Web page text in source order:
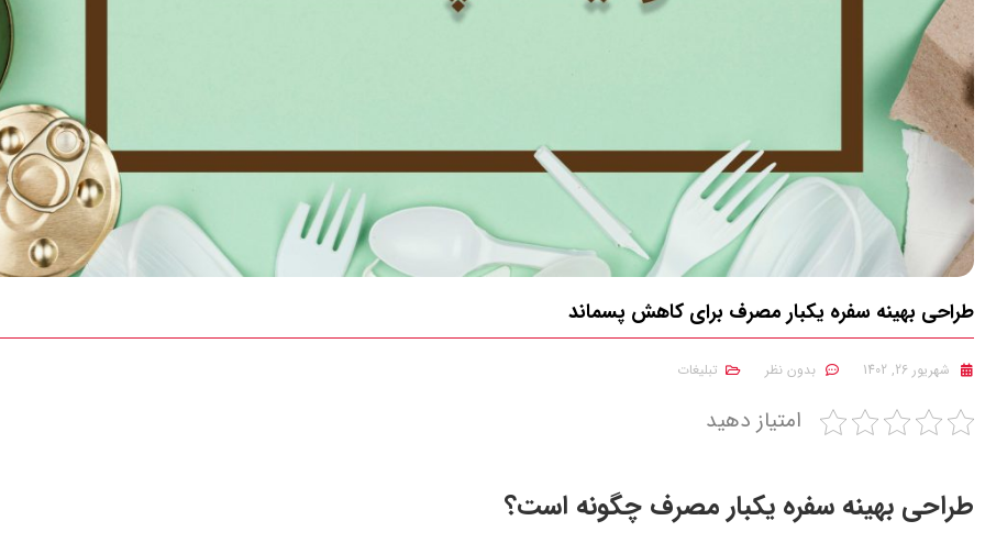
طراحی بهینه سفره یکبار مصرف برای کاهش پسماند
شهریور 26, 1402 بدون نظر تبلیغات
امتیاز دهید
طراحی بهینه سفره یکبار مصرف چگونه است؟